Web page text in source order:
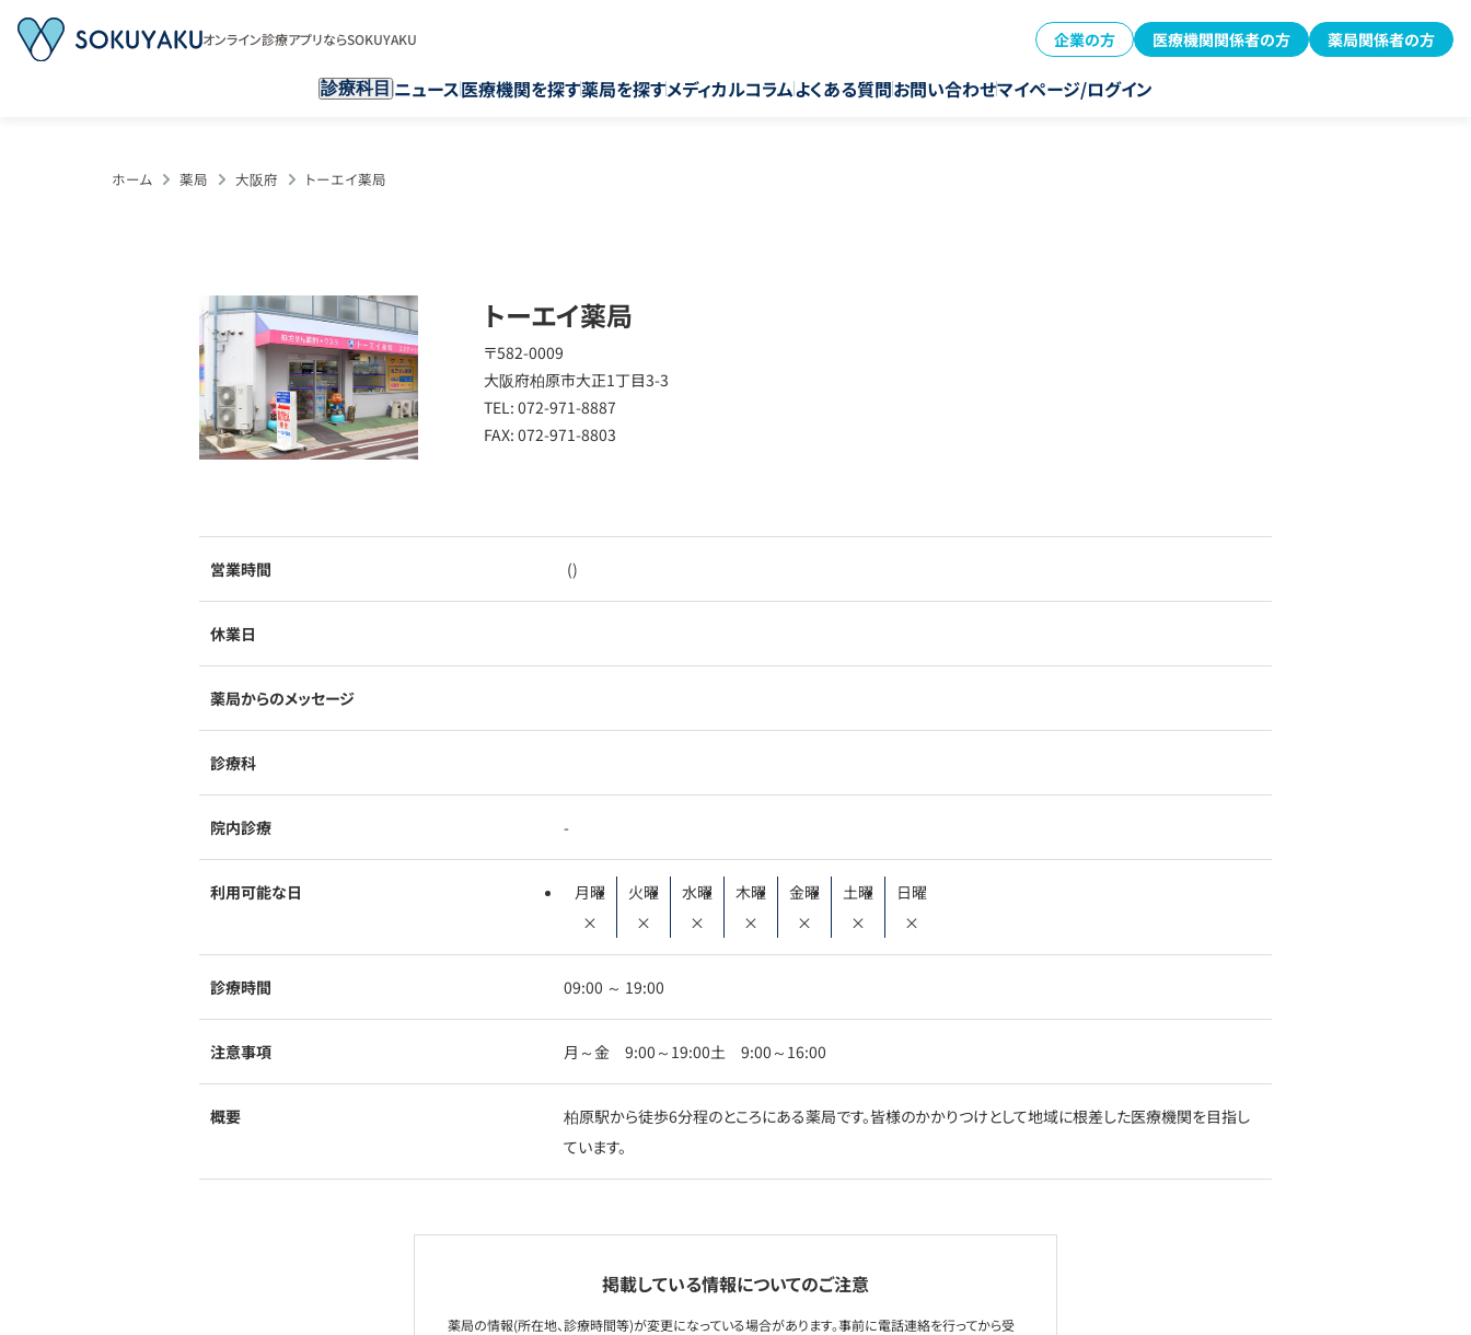
オンライン診療アプリならSOKUYAKU 企業の方 医療機関関係者の方 薬局関係者の方
診療科目 ニュース医療機関を探す薬局を探すメディカルコラムよくある質問お問い合わせマイページ/ログイン
ホーム 薬局 大阪府 トーエイ薬局
トーエイ薬局
〒582-0009
大阪府柏原市大正1丁目3-3
TEL: 072-971-8887
FAX: 072-971-8803
営業時間 ()
休業日
薬局からのメッセージ
診療科
院内診療 -
利用可能な日
月曜
×
火曜
×
水曜
×
木曜
×
金曜
×
土曜
×
日曜
×
診療時間 09:00 ～ 19:00
注意事項 月～金 9:00～19:00土 9:00～16:00
概要
柏原駅から徒歩6分程のところにある薬局です。皆様のかかりつけとして地域に根差した医療機関を目指し
ています。
掲載している情報についてのご注意
薬局の情報(所在地、診療時間等)が変更になっている場合があります。事前に電話連絡を行ってから受